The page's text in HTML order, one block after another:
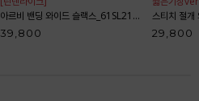
아르비 밴딩 와이드 슬랙스_61SL2153
39,800
스티치 절개
29,800